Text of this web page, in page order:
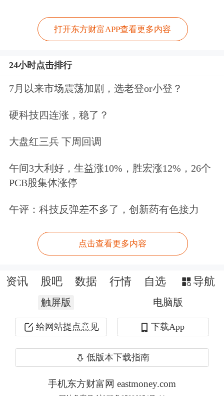
。网上流传出的视频中，他大喊“你
年不犯法？”
宝能集团声明称，强烈谴责7月31日的
暴力袭击事件，已采取相应法律行动，
并采取必要措施，确保全体干部员工的
8月3日，宝能集团官网发布《关于7月
31日宝能集团姚振华董事长遭到暴力袭
击事件的声明》，声明称：“本集团资
产扎实、底子厚实，产业方向与国家经
耕，经营持续向好，化解流动性困难不
断取得突破。”
打开东方财富APP查看更多内容
24小时点击排行
7月以来市场震荡加剧，选老登or小登？
硬科技四连涨，稳了？
大盘红三兵 下周回调
午间3大利好，生益涨10%，胜宏涨12%，26个
PCB股集体涨停
午评：科技反弹差不多了，创新药有色接力
点击查看更多内容
资讯 股吧 数据 行情 自选 导航
触屏版 电脑版
给网站提点意见 下载App
低版本下载指南
手机东方财富网 eastmoney.com